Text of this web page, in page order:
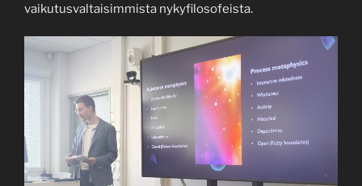
vaikutusvaltaisimmista nykyfilosofeista.